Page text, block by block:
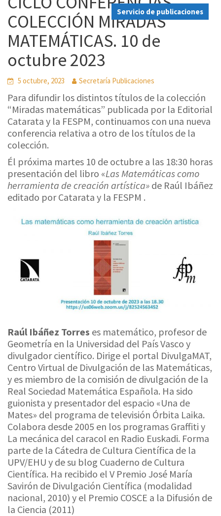
Servicio de publicaciones
COLECCIÓN MIRADAS
MATEMÁTICAS. 10 de
octubre 2023
5 octubre, 2023 Secretaría Publicaciones
Para difundir los distintos títulos de la colección
“Miradas matemáticas” publicada por la Editorial
Catarata y la FESPM, continuamos con una nueva
conferencia relativa a otro de los títulos de la
colección.
Él próxima martes 10 de octubre a las 18:30 horas
presentación del libro «Las Matemáticas como
herramienta de creación artística» de Raúl Ibáñez
editado por Catarata y la FESPM .
Raúl Ibáñez Torres es matemático, profesor de
Geometría en la Universidad del País Vasco y
divulgador científico. Dirige el portal DivulgaMAT,
Centro Virtual de Divulgación de las Matemáticas,
y es miembro de la comisión de divulgación de la
Real Sociedad Matemática Española. Ha sido
guionista y presentador del espacio «Una de
Mates» del programa de televisión Órbita Laika.
Colabora desde 2005 en los programas Graffiti y
La mecánica del caracol en Radio Euskadi. Forma
parte de la Cátedra de Cultura Científica de la
UPV/EHU y de su blog Cuaderno de Cultura
Científica. Ha recibido el V Premio José María
Savirón de Divulgación Científica (modalidad
nacional, 2010) y el Premio COSCE a la Difusión de
la Ciencia (2011)